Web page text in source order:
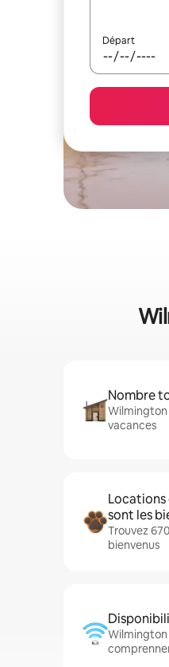
Départ
Nombre
Wilmington
vacances
Locations
sont les
Trouvez
bienvenus
Wilmington